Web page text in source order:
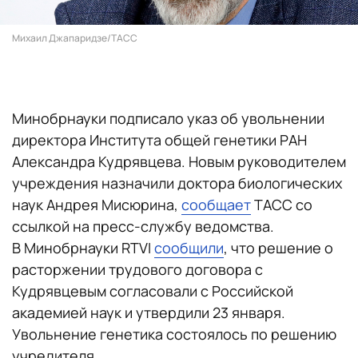
Михаил Джапаридзе/ТАСС
Минобрнауки подписало указ об увольнении
директора Института общей генетики РАН
Александра Кудрявцева. Новым руководителем
учреждения назначили доктора биологических
наук Андрея Мисюрина, сообщаетТАСС со
ссылкой на пресс-службу ведомства.
В Минобрнауки RTVI сообщили, что решение о
расторжении трудового договора с
Кудрявцевым согласовали с Российской
академией наук и утвердили 23 января.
Увольнение генетика состоялось по решению